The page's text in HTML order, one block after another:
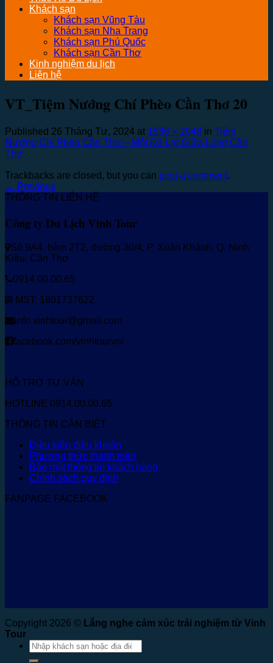
Khách sạn
Khách sạn Vũng Tàu
Khách sạn Nha Trang
Khách sạn Phú Quốc
Khách sạn Cần Thơ
Kinh nghiệm du lịch
Liên hệ
VT_Tiệm Nướng Chí Phèo Cần Thơ 20
Published 26 Tháng Tư, 2024 at 1536 × 2048 in Tiệm
Nướng Chí Phèo Cần Thơ – Một Đà Lạt Giữa Lòng Cần
Thơ
Trackbacks are closed, but you can post a comment.
← Previous
THÔNG TIN LIÊN HỆ
Công ty Du Lịch Vinh Tour
Số 9A4, hẻm 2T2, đường 30/4, P. Xuân Khánh, Q. Ninh
Kiều, Cần Thơ
0914.00.00.65
MST: 1801737622
info.vinhtour@gmail.com
facebook.com/vinhtourvn/
HỖ TRỢ TƯ VẤN
HOTLINE 0914.00.00.65
THÔNG TIN CẦN BIẾT
Điều kiện điều khoản
Phương thức thanh toán
Bảo mật thông tin khách hàng
Chính sách quy định
FANPAGE FACEBOOK
Copyright 2026 © Lắng nghe cảm xúc trải nghiệm từ Vinh
Tour
Tìm
kiếm: